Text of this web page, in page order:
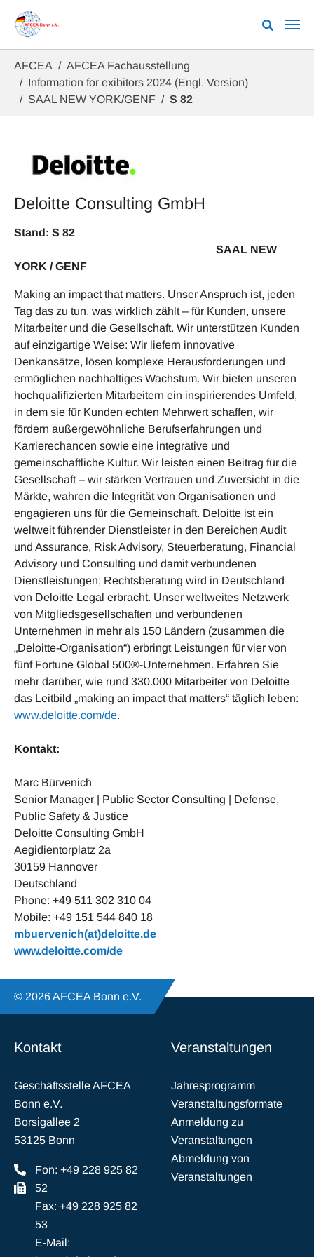
AFCEA
AFCEA Fachausstellung
Information for exibitors 2024 (Engl. Version)
SAAL NEW YORK/GENF
S 82
Deloitte Consulting GmbH
Stand: S 82
SAAL NEW
YORK / GENF
Making an impact that matters. Unser Anspruch ist, jeden
Tag das zu tun, was wirklich zählt – für Kunden, unsere
Mitarbeiter und die Gesellschaft. Wir unterstützen Kunden
auf einzigartige Weise: Wir liefern innovative
Denkansätze, lösen komplexe Herausforderungen und
ermöglichen nachhaltiges Wachstum. Wir bieten unseren
hochqualifizierten Mitarbeitern ein inspirierendes Umfeld,
in dem sie für Kunden echten Mehrwert schaffen, wir
fördern außergewöhnliche Berufserfahrungen und
Karrierechancen sowie eine integrative und
gemeinschaftliche Kultur. Wir leisten einen Beitrag für die
Gesellschaft – wir stärken Vertrauen und Zuversicht in die
Märkte, wahren die Integrität von Organisationen und
engagieren uns für die Gemeinschaft. Deloitte ist ein
weltweit führender Dienstleister in den Bereichen Audit
und Assurance, Risk Advisory, Steuerberatung, Financial
Advisory und Consulting und damit verbundenen
Dienstleistungen; Rechtsberatung wird in Deutschland
von Deloitte Legal erbracht. Unser weltweites Netzwerk
von Mitgliedsgesellschaften und verbundenen
Unternehmen in mehr als 150 Ländern (zusammen die
„Deloitte-Organisation“) erbringt Leistungen für vier von
fünf Fortune Global 500®-Unternehmen. Erfahren Sie
mehr darüber, wie rund 330.000 Mitarbeiter von Deloitte
das Leitbild „making an impact that matters“ täglich leben:
www.deloitte.com/de.
Kontakt:
Marc Bürvenich
Senior Manager | Public Sector Consulting | Defense,
Public Safety & Justice
Deloitte Consulting GmbH
Aegidientorplatz 2a
30159 Hannover
Deutschland
Phone: +49 511 302 310 04
Mobile: +49 151 544 840 18
mbuervenich(at)deloitte.de
www.deloitte.com/de
© 2026 AFCEA Bonn e.V.
Kontakt
Geschäftsstelle AFCEA
Bonn e.V.
Borsigallee 2
53125 Bonn
Fon: +49 228 925 82
52
Fax: +49 228 925 82
53
E-Mail:
Veranstaltungen
Jahresprogramm
Veranstaltungsformate
Anmeldung zu
Veranstaltungen
Abmeldung von
Veranstaltungen